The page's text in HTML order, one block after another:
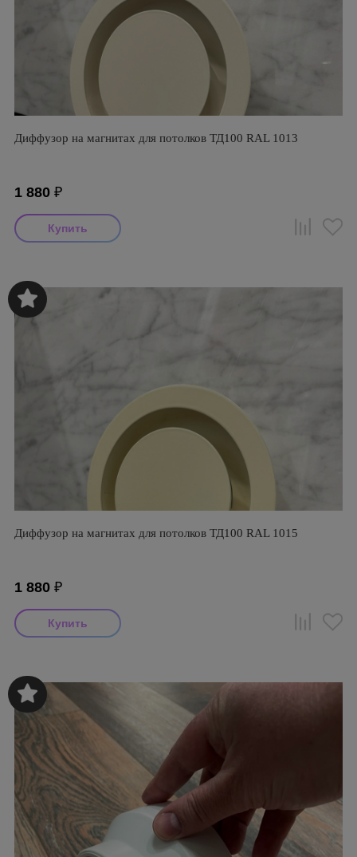
Диффузор на магнитах для потолков ТД100 RAL 1013
1 880 ₽
Диффузор на магнитах для потолков ТД100 RAL 1015
1 880 ₽